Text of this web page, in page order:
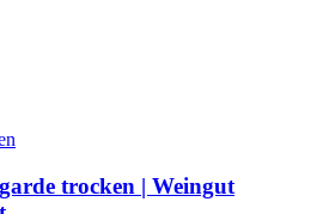
trocken | Weingut